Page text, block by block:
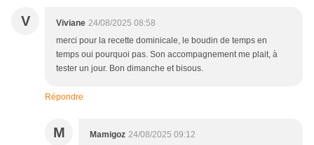
V Viviane 24/08/2025 08:58
merci pour la recette dominicale, le boudin de temps en
temps oui pourquoi pas. Son accompagnement me plait, à
tester un jour. Bon dimanche et bisous.
Répondre
M Mamigoz 24/08/2025 09:12